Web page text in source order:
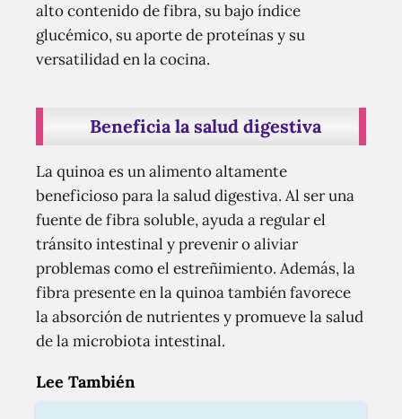
alto contenido de fibra, su bajo índice
glucémico, su aporte de proteínas y su
versatilidad en la cocina.
Beneficia la salud digestiva
La quinoa es un alimento altamente
beneficioso para la salud digestiva. Al ser una
fuente de fibra soluble, ayuda a regular el
tránsito intestinal y prevenir o aliviar
problemas como el estreñimiento. Además, la
fibra presente en la quinoa también favorece
la absorción de nutrientes y promueve la salud
de la microbiota intestinal.
Lee También